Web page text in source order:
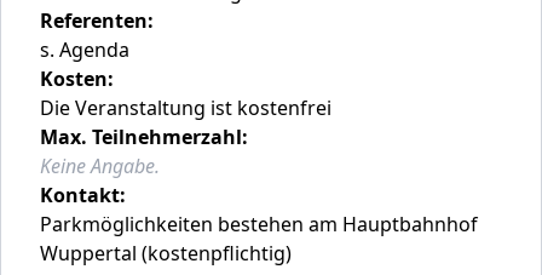
Referenten:
s. Agenda
Kosten:
Die Veranstaltung ist kostenfrei
Max. Teilnehmerzahl:
Keine Angabe.
Kontakt:
Parkmöglichkeiten bestehen am Hauptbahnhof
Wuppertal (kostenpflichtig)